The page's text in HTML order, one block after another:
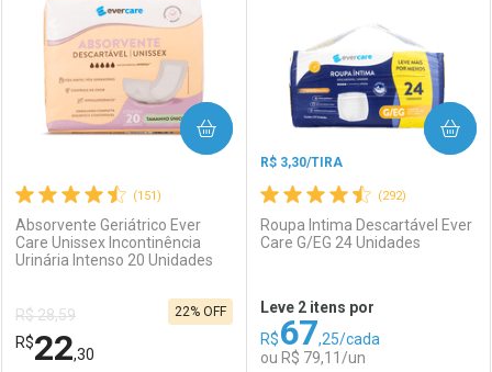
Laboratório
Comprar sem Desconto
Por R$ 12,03/cada
Por Menos
Comprar sem Desconto
Por R$ 12,03/cada
Comprar sem Desconto
Por R$ 3,19/cada
Comprar sem Desconto
Por R$ 3,19/cada
(151)
Absorvente Geriátrico Ever
Care Unissex Incontinência
Urinária Intenso 20 Unidades
R$ 28,59
R$22,30
22% OFF
COMPRAR
(292)
R$ 3,30/TIRA
Roupa Intima Descartável Ever
Care G/EG 24 Unidades
Leve 2 itens por
R$67,25/cada
ou R$ 79,11/un
COMPRAR